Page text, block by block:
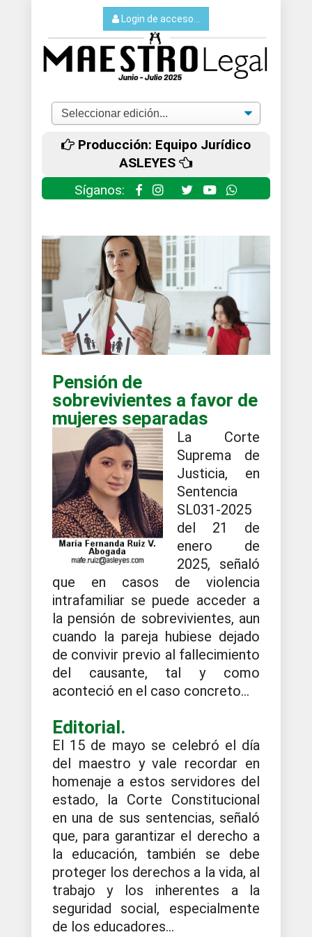
Login de acceso...
Producción: Equipo Jurídico
ASLEYES
Síganos:
Pensión de
sobrevivientes a favor de
mujeres separadas
La Corte
Suprema de
Justicia, en
Sentencia
SL031-2025
del 21 de
enero de
2025, señaló
que en casos de violencia
intrafamiliar se puede acceder a
la pensión de sobrevivientes, aun
cuando la pareja hubiese dejado
de convivir previo al fallecimiento
del causante, tal y como
aconteció en el caso concreto...
Editorial.
El 15 de mayo se celebró el día
del maestro y vale recordar en
homenaje a estos servidores del
estado, la Corte Constitucional
en una de sus sentencias, señaló
que, para garantizar el derecho a
la educación, también se debe
proteger los derechos a la vida, al
trabajo y los inherentes a la
seguridad social, especialmente
de los educadores...